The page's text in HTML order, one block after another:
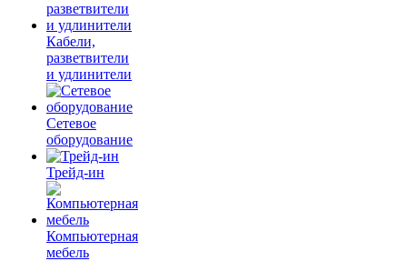
Кабели,
разветвители
и удлинители
Сетевое
оборудование
Трейд-ин
Компьютерная
мебель